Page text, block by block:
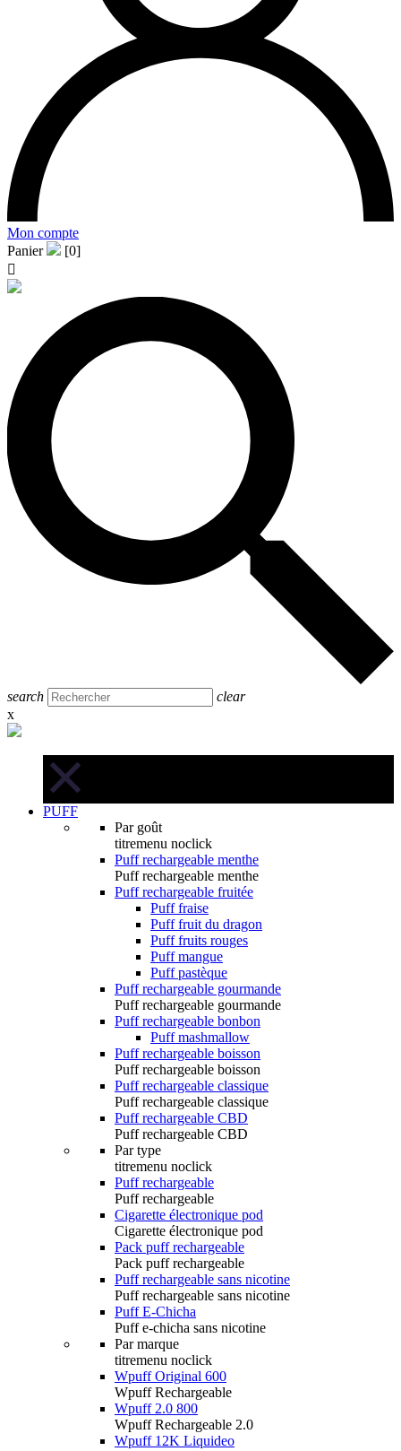
Mon compte
Panier
[0]

search
clear
x
PUFF
Par goût
titremenu noclick
Puff rechargeable menthe
Puff rechargeable menthe
Puff rechargeable fruitée
Puff fraise
Puff fruit du dragon
Puff fruits rouges
Puff mangue
Puff pastèque
Puff rechargeable gourmande
Puff rechargeable gourmande
Puff rechargeable bonbon
Puff mashmallow
Puff rechargeable boisson
Puff rechargeable boisson
Puff rechargeable classique
Puff rechargeable classique
Puff rechargeable CBD
Puff rechargeable CBD
Par type
titremenu noclick
Puff rechargeable
Puff rechargeable
Cigarette électronique pod
Cigarette électronique pod
Pack puff rechargeable
Pack puff rechargeable
Puff rechargeable sans nicotine
Puff rechargeable sans nicotine
Puff E-Chicha
Puff e-chicha sans nicotine
Par marque
titremenu noclick
Wpuff Original 600
Wpuff Rechargeable
Wpuff 2.0 800
Wpuff Rechargeable 2.0
Wpuff 12K Liquideo